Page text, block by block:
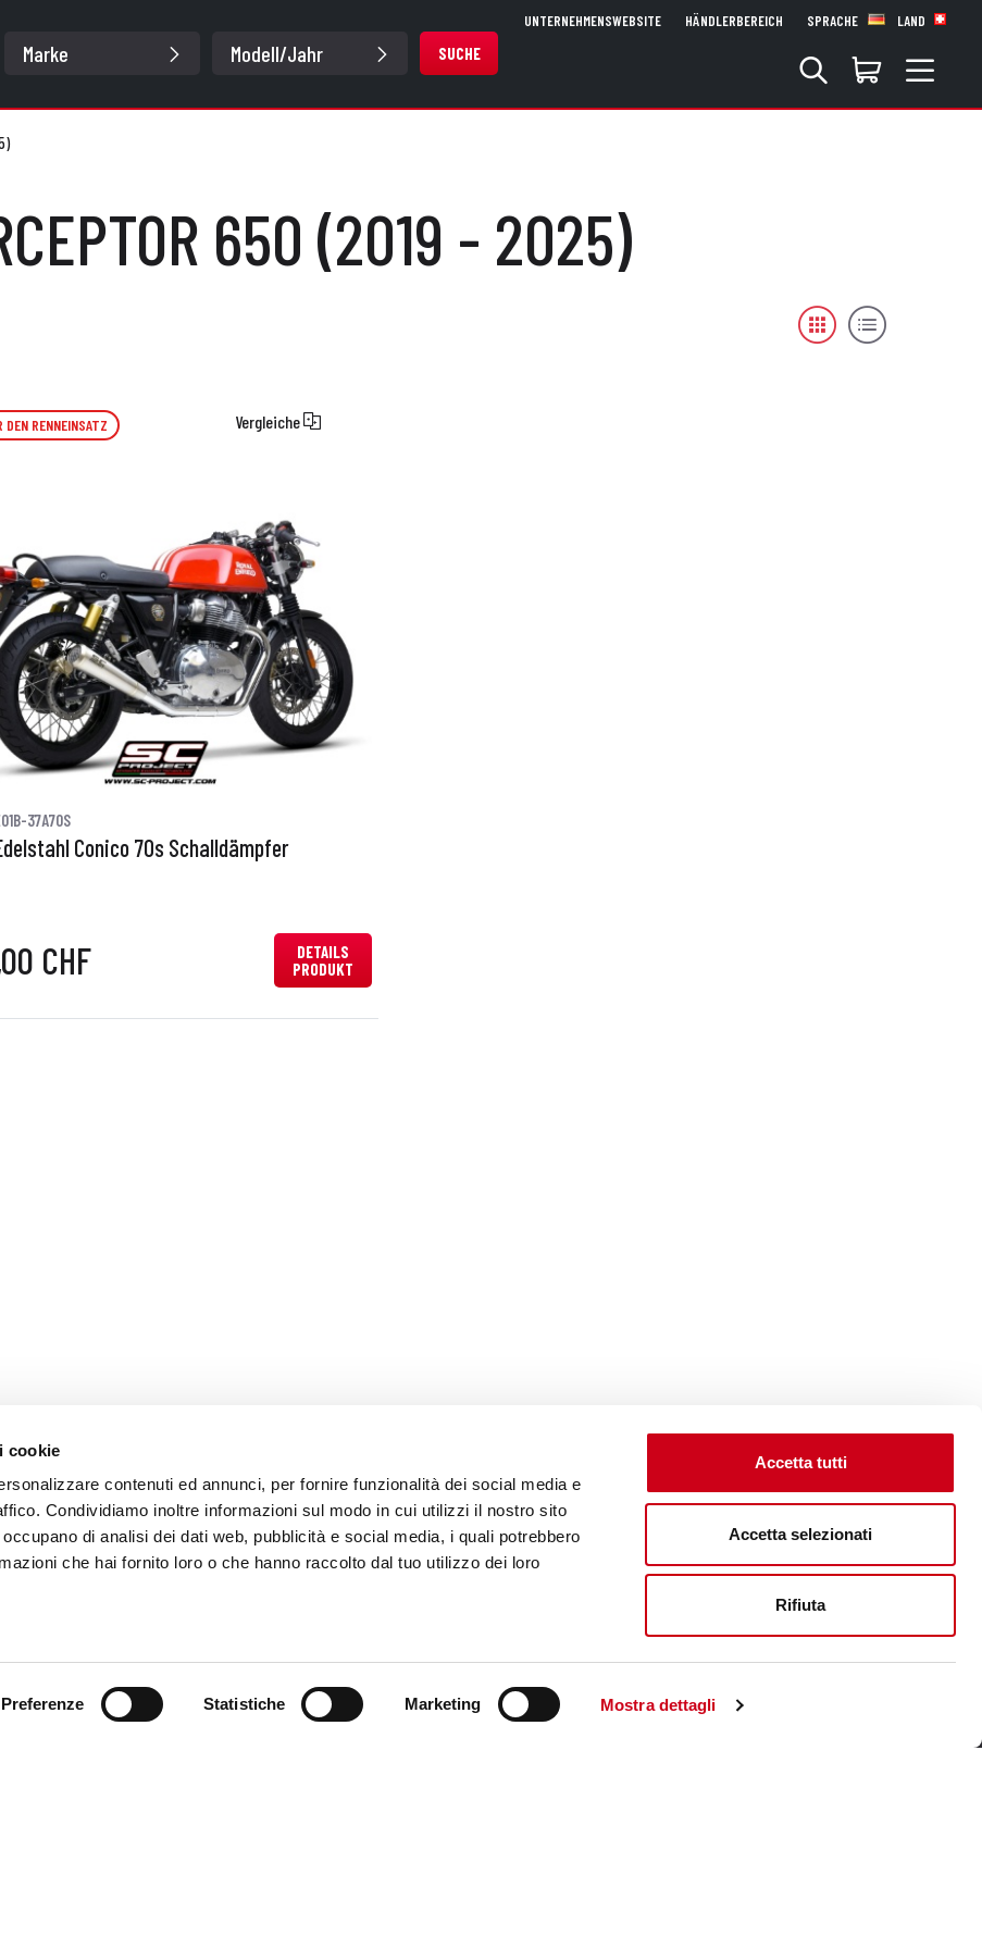
cookie
contenuti ed annunci, per fornire funzionalità dei social media e
Condividiamo inoltre informazioni sul modo in cui utilizzi il nostro sito
di analisi dei dati web, pubblicità e social media, i quali potrebbero
che hai fornito loro o che hanno raccolto dal tuo utilizzo dei loro
Preferenze Statistiche Marketing Mostra dettagli
Accetta tutti
Accetta selezionati
Rifiuta
SUCHE
UNTERNEHMENSWEBSITE HÄNDLERBEREICH SPRACHE LAND
650 (2019 - 2025)
DEN RENNEINSATZ Vergleiche
37A70S
Conico 70s Schalldämpfer
CHF
DETAILS
PRODUKT
Follow us